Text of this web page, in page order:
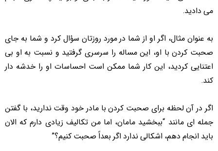
می دادید.
به عنوان مثال، اگر او از شما در مورد روزتان سؤال كرد و شما به جای
صحبت كردن با او، این مساله را سرسری گرفتید و نسبت به او بی
اعتنایی کردید، این کار شما ممكن است احساسات او را خدشه دار
کند.
اگر در آن لحظه برای صحبت کردن با مادر خود وقت ندارید، با گفتن
جمله ای مانند “ببخشید مامان، اما من تکالیف زیادی دارم که الان
باید انجام دهم، اشکالی ندارد اگر بعداً صحبت کنیم؟”